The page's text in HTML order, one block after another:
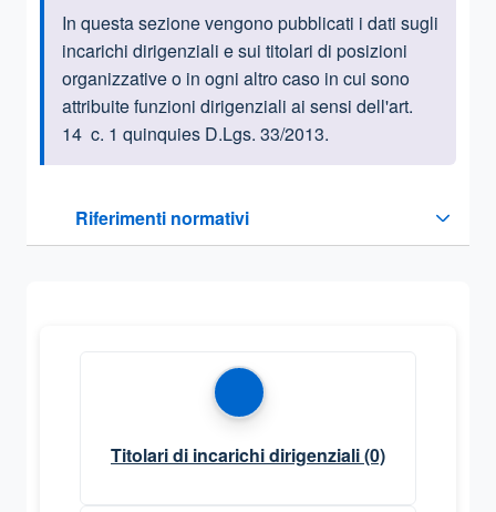
Informazioni introduttive
In questa sezione vengono pubblicati i dati sugli
incarichi dirigenziali e sui titolari di posizioni
organizzative o in ogni altro caso in cui sono
attribuite funzioni dirigenziali ai sensi dell'art.
14 c. 1 quinquies D.Lgs. 33/2013.
Riferimenti normativi
Sezione compressa
Titolari di incarichi dirigenziali(0)